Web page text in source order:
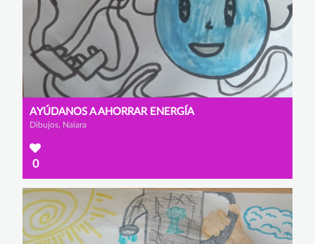
AYÚDANOS A AHORRAR ENERGÍA
Dibujos, Naiara
0